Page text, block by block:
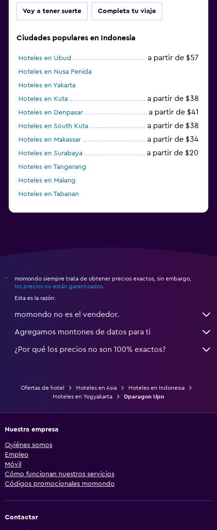
Voy a tener suerte Completa tu viaje
Ciudades populares en Indonesia
Hoteles en Ubud a partir de $57
Hoteles en Nusa Penida
Hoteles en Yakarta
Hoteles en Kuta
a partir de $38
Hoteles en Denpasar a partir de $41
Hoteles en South Kuta a partir de $38
Hoteles en Makassar a partir de $34
Hoteles en Surabaya a partir de $20
Hoteles en Tangerang
Hoteles en Malang
Hoteles en Tabanan
*
momondo siempre trata de obtener precios exactos, sin embargo,
los precios no están garantizados
Esta es la razón:
momondo no es el vendedor.
Agregamos montones de datos para ti
¿Por qué los precios no son 100% exactos?
Ofertas de hotel Hoteles en Asia
Hoteles en Indonesia
Hoteles en Yogyakarta
Dparagon Upn
Nuestra empresa
Quiénes somos
Empleo
Móvil
Cómo funcionan nuestros servicios
Códigos promocionales momondo
Contactar